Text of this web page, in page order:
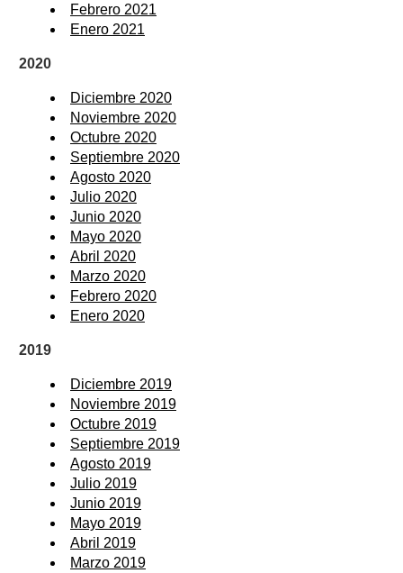
Febrero 2021
Enero 2021
2020
Diciembre 2020
Noviembre 2020
Octubre 2020
Septiembre 2020
Agosto 2020
Julio 2020
Junio 2020
Mayo 2020
Abril 2020
Marzo 2020
Febrero 2020
Enero 2020
2019
Diciembre 2019
Noviembre 2019
Octubre 2019
Septiembre 2019
Agosto 2019
Julio 2019
Junio 2019
Mayo 2019
Abril 2019
Marzo 2019